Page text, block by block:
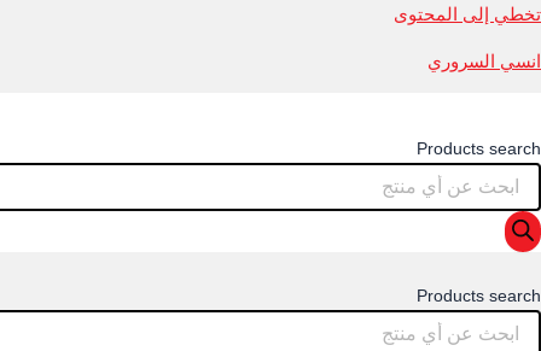
تخطي إلى المحتوى
انسي السروري
Products search
Products search